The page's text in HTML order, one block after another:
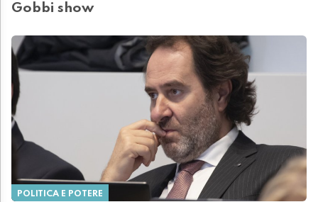
Gobbi show
POLITICA E POTERE